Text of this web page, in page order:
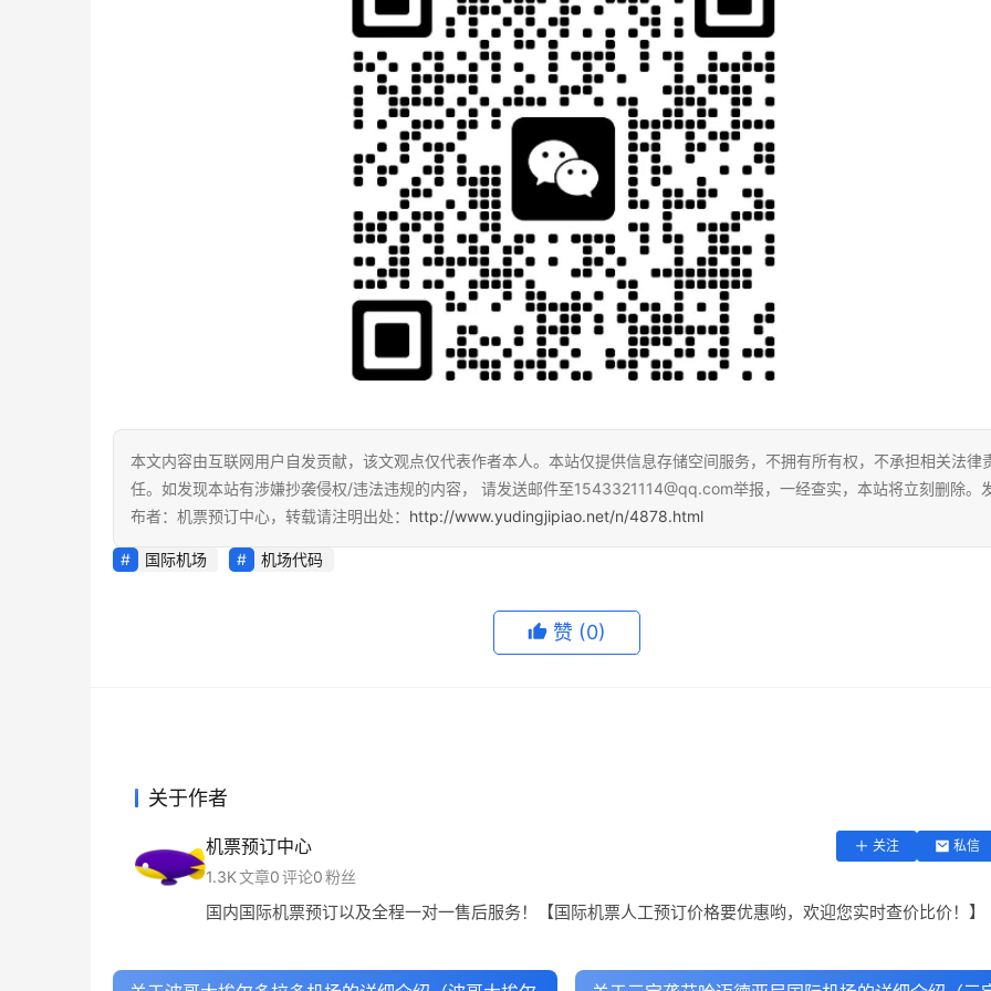
本文内容由互联网用户自发贡献，该文观点仅代表作者本人。本站仅提供信息存储空间服务，不拥有所有权，不承担相关法律
任。如发现本站有涉嫌抄袭侵权/违法违规的内容， 请发送邮件至1543321114@qq.com举报，一经查实，本站将立刻删除。
布者：机票预订中心，转载请注明出处： http://www.yudingjipiao.net/n/4878.html
国际机场 机场代码
赞 (0)
关于作者
机票预订中心 关注 私信
1.3K文章0评论0粉丝
国内国际机票预订以及全程一对一售后服务！【国际机票人工预订价格要优惠哟，欢迎您实时查价比价！】